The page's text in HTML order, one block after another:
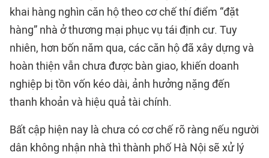
khai hàng nghìn căn hộ theo cơ chế thí điểm “đặt
hàng” nhà ở thương mại phục vụ tái định cư. Tuy
nhiên, hơn bốn năm qua, các căn hộ đã xây dựng và
hoàn thiện vẫn chưa được bàn giao, khiến doanh
nghiệp bị tồn vốn kéo dài, ảnh hưởng nặng đến
thanh khoản và hiệu quả tài chính.
Bất cập hiện nay là chưa có cơ chế rõ ràng nếu người
dân không nhận nhà thì thành phố Hà Nội sẽ xử lý